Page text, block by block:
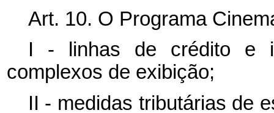
Art. 10. O Programa
I - linhas de crédito e
complexos de exibição;
II - medidas tributárias de